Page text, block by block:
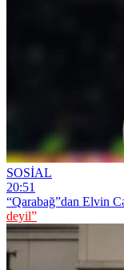
SOSİAL
20:51
“Qarabağ”dan Elvin
deyil”